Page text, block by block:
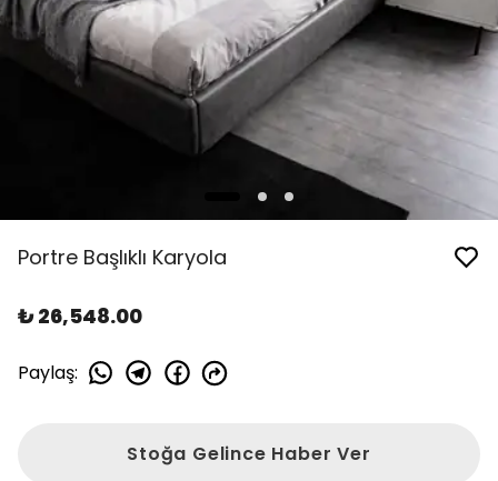
Portre Başlıklı Karyola
₺ 26,548.00
Paylaş:
Stoğa Gelince Haber Ver